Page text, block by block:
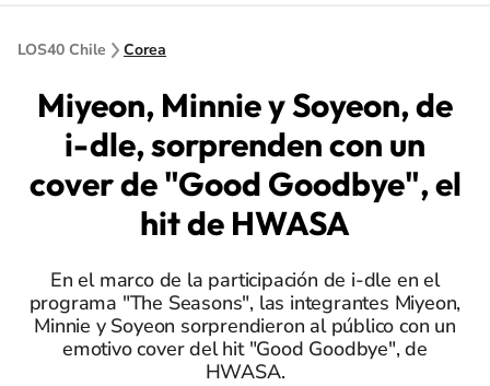
LOS40 Chile Corea
Miyeon, Minnie y Soyeon, de
i-dle, sorprenden con un
cover de "Good Goodbye", el
hit de HWASA
En el marco de la participación de i-dle en el
programa "The Seasons", las integrantes Miyeon,
Minnie y Soyeon sorprendieron al público con un
emotivo cover del hit "Good Goodbye", de
HWASA.